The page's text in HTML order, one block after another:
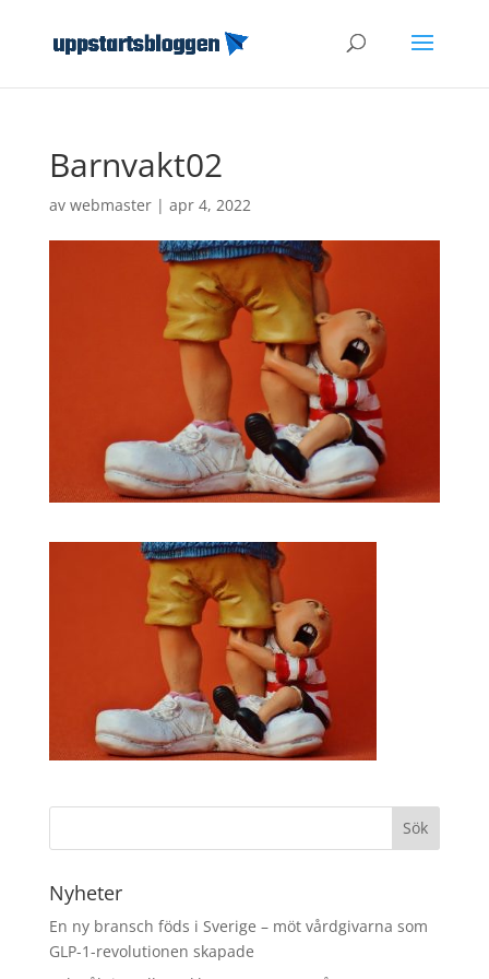
Barnvakt02
av webmaster| apr 4, 2022
Nyheter
En ny bransch föds i Sverige – möt vårdgivarna som
GLP-1-revolutionen skapade